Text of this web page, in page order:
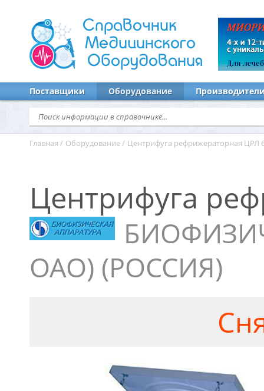
Справочник
Медицинского
Оборудования
Поставщики Оборудование
Главная / Оборудование / Центрифуга рефрижераторная ЦРЛ
Центрифуга
ОАО) (РОССИЯ)